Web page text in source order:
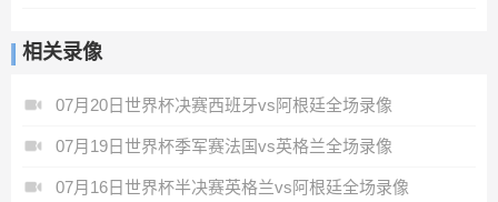
相关录像
07月20日世界杯决赛西班牙vs阿根廷全场录像
07月19日世界杯季军赛法国vs英格兰全场录像
07月16日世界杯半决赛英格兰vs阿根廷全场录像